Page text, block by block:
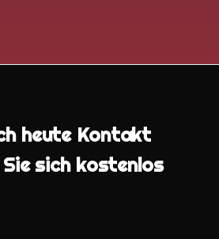
heute Kontakt
sich kostenlos